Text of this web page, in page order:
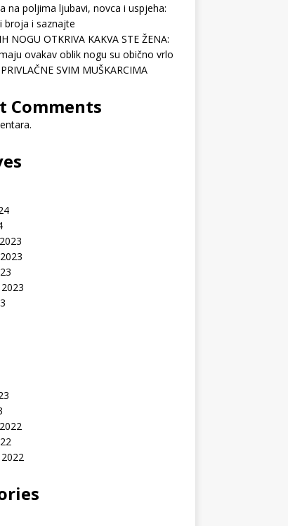
na poljima ljubavi, novca i uspjeha:
broja i saznajte
NOGU OTKRIVA KAKVA STE ŽENA:
ovakav oblik nogu su obično vrlo
SVIM MUŠKARCIMA
Comments